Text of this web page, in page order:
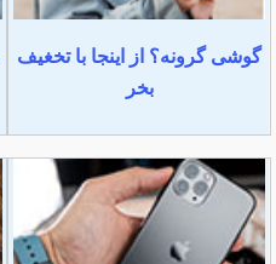
گوشی گرونه؟ از اینجا با تخغیف
بخر